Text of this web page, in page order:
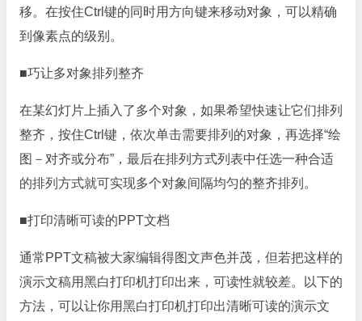
移。在按住Ctrl键的同时用方向键来移动对象，可以精确
到像素点的级别。
■巧让多对象排列整齐
在某幻灯片上插入了多个对象，如果希望快速让它们排列
整齐，按住Ctrl键，依次单击需要排列的对象，再选择“绘
图－对齐或分布”，最后在排列方式列表中任选一种合适
的排列方式就可实现多个对象间隔均匀的整齐排列。
■打印清晰可读的PPT文档
通常PPT文稿被大家编辑得图文声色并茂，但若把这样的
演示文稿用黑白打印机打印出来，可读性就较差。以下的
方法，可以让你用黑白打印机打印出清晰可读的演示文